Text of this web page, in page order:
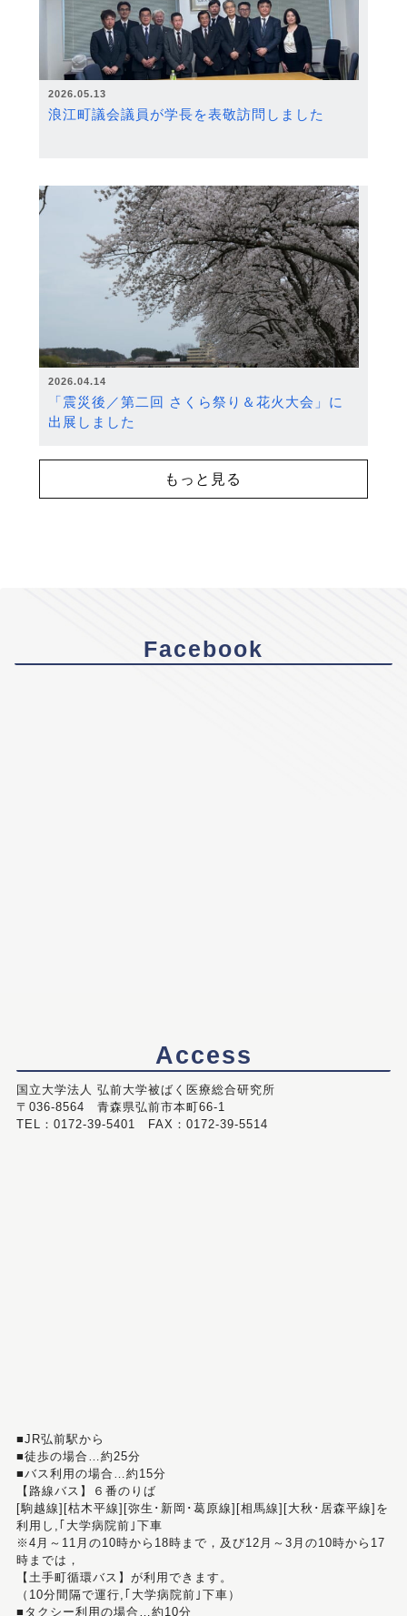
2026.05.13
浪江町議会議員が学長を表敬訪問しました
2026.04.14
「震災後／第二回 さくら祭り＆花火大会」に
出展しました
もっと見る
Facebook
Access
国立大学法人 弘前大学被ばく医療総合研究所
〒036-8564 青森県弘前市本町66-1
TEL：0172-39-5401 FAX：0172-39-5514
■JR弘前駅から
■徒歩の場合…約25分
■バス利用の場合…約15分
【路線バス】６番のりば
[駒越線][枯木平線][弥生･新岡･葛原線][相馬線][大秋･居森平線]を
利用し,｢大学病院前｣下車
※4月～11月の10時から18時まで，及び12月～3月の10時から17
時までは，
【土手町循環バス】が利用できます。
（10分間隔で運行,｢大学病院前｣下車）
■タクシー利用の場合…約10分